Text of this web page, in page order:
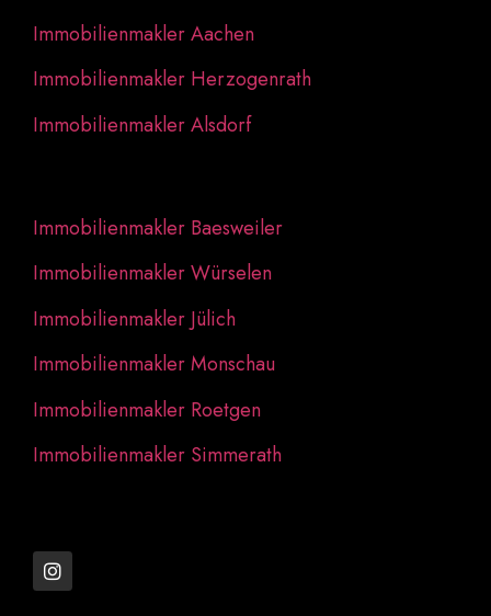
Immobilienmakler Aachen
Immobilienmakler Herzogenrath
Immobilienmakler Alsdorf
Immobilienmakler Baesweiler
Immobilienmakler Würselen
Immobilienmakler Jülich
Immobilienmakler Monschau
Immobilienmakler Roetgen
Immobilienmakler Simmerath